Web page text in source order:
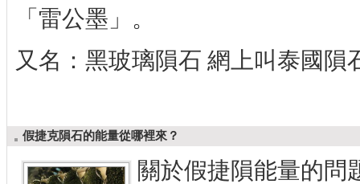
「雷公墨」。
又名：黑玻璃隕石 網上叫泰國隕
假捷克隕石的能量從哪裡來？
關於假捷隕能量的問